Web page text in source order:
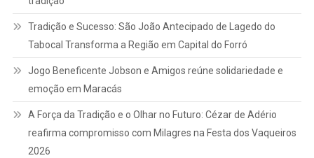
Tradição e Sucesso: São João Antecipado de Lagedo do
Tabocal Transforma a Região em Capital do Forró
Jogo Beneficente Jobson e Amigos reúne solidariedade e
emoção em Maracás
A Força da Tradição e o Olhar no Futuro: Cézar de Adério
reafirma compromisso com Milagres na Festa dos Vaqueiros
2026